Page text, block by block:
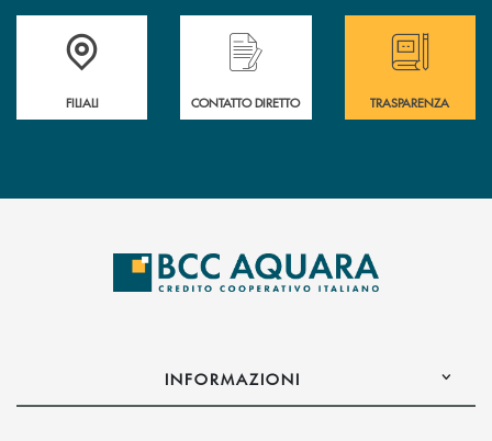
Trova la filiale più vicina a te
FILIALI
Hai bisogno di assistenza immediata ?
CONTATTO DIRETTO
Hai bisogno di
TRASPARENZA
INFORMAZIONI